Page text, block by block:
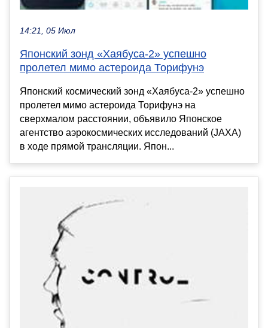
14:21, 05 Июл
Японский зонд «Хаябуса-2» успешно
пролетел мимо астероида Торифунэ
Японский космический зонд «Хаябуса-2» успешно
пролетел мимо астероида Торифунэ на
сверхмалом расстоянии, объявило Японское
агентство аэрокосмических исследований (JAXA)
в ходе прямой трансляции. Япон...